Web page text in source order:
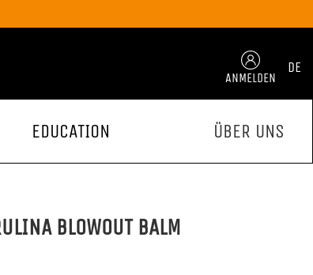
ANMELDEN
DE
EDUCATION ÜBER UNS
BLOWOUT BALM